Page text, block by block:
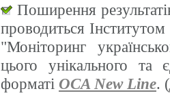
Поширення
проводиться Інститутом
"Моніторинг
цього унікального та
форматі OCA New Line. (